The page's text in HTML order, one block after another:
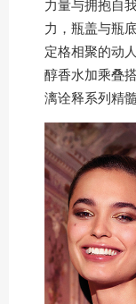
力量与拥抱自
力，瓶盖与瓶
定格相聚的动
醇香水加乘叠
漓诠释系列精髓